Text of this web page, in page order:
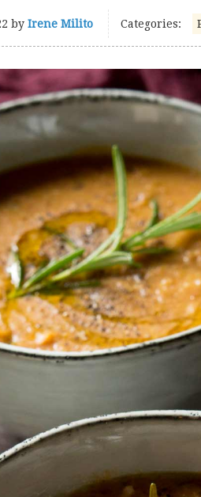
by Irene Milito Categories: